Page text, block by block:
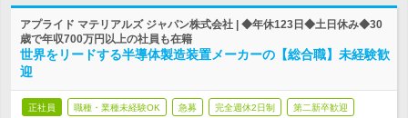
アプライド マテリアルズ ジャパン株式会社 | ◆年休123日◆土日休み◆30
歳で年収700万円以上の社員も在籍
世界をリードする半導体製造装置メーカーの【総合職】未経験歓
迎
正社員 職種・業種未経験OK 急募 完全週休2日制 第二新卒歓迎